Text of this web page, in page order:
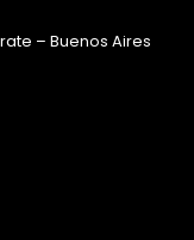
– Buenos Aires